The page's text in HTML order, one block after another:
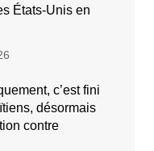
États-Unis en
c’est fini
désormais
contre